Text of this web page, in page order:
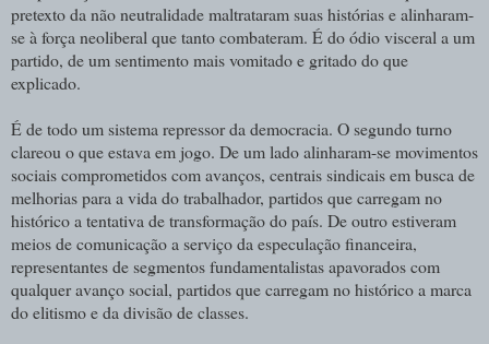
pretexto da não neutralidade maltrataram suas histórias e alinharam-
se à força neoliberal que tanto combateram. É do ódio visceral a um
partido, de um sentimento mais vomitado e gritado do que
explicado.
É de todo um sistema repressor da democracia. O segundo turno
clareou o que estava em jogo. De um lado alinharam-se movimentos
sociais comprometidos com avanços, centrais sindicais em busca de
melhorias para a vida do trabalhador, partidos que carregam no
histórico a tentativa de transformação do país. De outro estiveram
meios de comunicação a serviço da especulação financeira,
representantes de segmentos fundamentalistas apavorados com
qualquer avanço social, partidos que carregam no histórico a marca
do elitismo e da divisão de classes.